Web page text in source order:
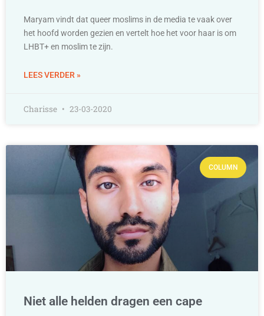
Maryam vindt dat queer moslims in de media te vaak over
het hoofd worden gezien en vertelt hoe het voor haar is om
LHBT+ en moslim te zijn.
LEES VERDER »
Charisse 23-03-2020
COLUMN
Niet alle helden dragen een cape